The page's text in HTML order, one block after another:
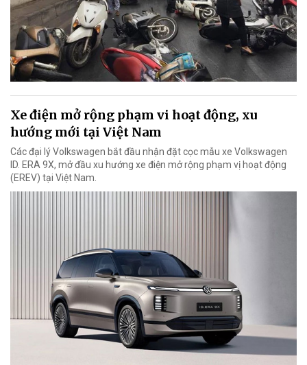
Xe điện mở rộng phạm vi hoạt động, xu
hướng mới tại Việt Nam
Các đại lý Volkswagen bắt đầu nhận đặt cọc mẫu xe Volkswagen
ID. ERA 9X, mở đầu xu hướng xe điện mở rộng phạm vị hoạt động
(EREV) tại Việt Nam.